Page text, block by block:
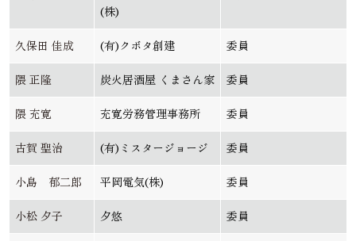
(株)
久保田 佳成 (有)クボタ創建 委員
隈 正隆 炭火居酒屋 くまさん家 委員
隈 充寛 充寛労務管理事務所 委員
古賀 聖治 (有)ミスタージョージ 委員
小島 郁二郎 平岡電気(株) 委員
小松 夕子 夕悠 委員